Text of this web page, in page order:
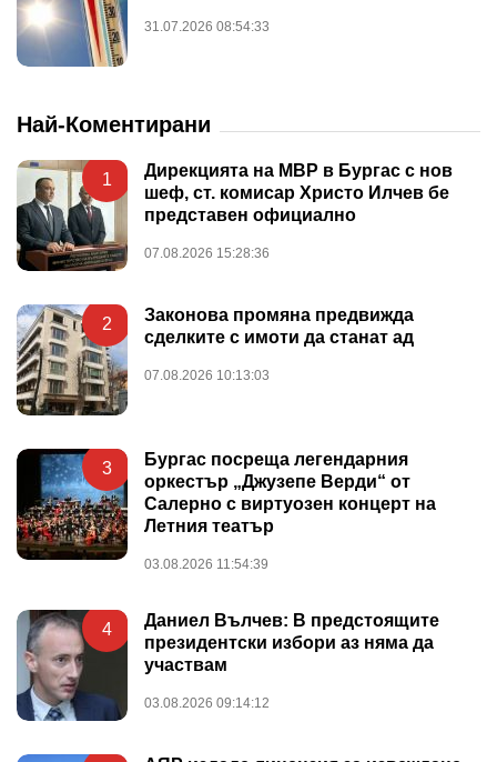
31.07.2026 08:54:33
Най-Коментирани
1
Дирекцията на МВР в Бургас с нов
шеф, ст. комисар Христо Илчев бе
представен официално
07.08.2026 15:28:36
2
Законова промяна предвижда
сделките с имоти да станат ад
07.08.2026 10:13:03
3
Бургас посреща легендарния
оркестър „Джузепе Верди“ от
Салерно с виртуозен концерт на
Летния театър
03.08.2026 11:54:39
4
Даниел Вълчев: В предстоящите
президентски избори аз няма да
участвам
03.08.2026 09:14:12